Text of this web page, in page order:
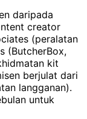
daripada
creator
(peralatan
(ButcherBox,
kit
berjulat dari
langganan).
untuk